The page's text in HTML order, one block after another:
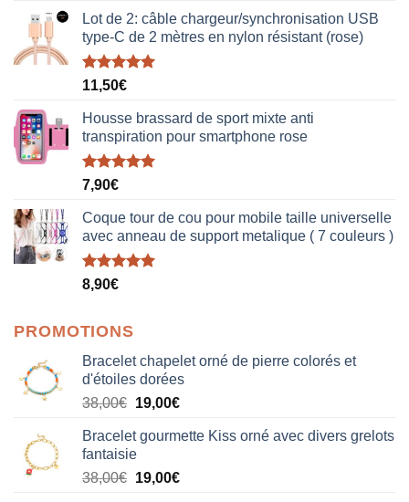
Lot de 2: câble chargeur/synchronisation USB
type-C de 2 mètres en nylon résistant (rose)
Note5.00
11,50€
Housse brassard de sport mixte anti
transpiration pour smartphone rose
Note5.00
7,90€
Coque tour de cou pour mobile taille universelle
avec anneau de support metalique ( 7 couleurs )
Note5.00
8,90€
PROMOTIONS
Bracelet chapelet orné de pierre colorés et
d'étoiles dorées
38,00€ Le
initial
était :
38,00€.
19,00€Le
actuel
19,00€.
Bracelet gourmette Kiss orné avec divers grelots
fantaisie
38,00€ Le
19,00€Le